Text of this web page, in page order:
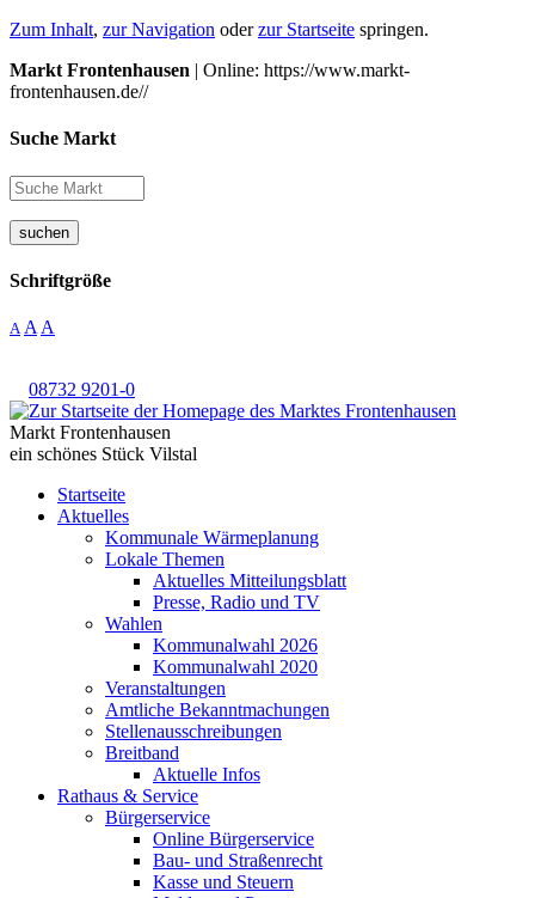
Zum Inhalt, zur Navigation oderzur Startseite springen.
Markt Frontenhausen | Online: https://www.markt-
frontenhausen.de//
Suche Markt
suchen
Schriftgröße
A A A
08732 9201-0
Markt Frontenhausen
ein schönes Stück Vilstal
Startseite
Aktuelles
Kommunale Wärmeplanung
Lokale Themen
Aktuelles Mitteilungsblatt
Presse, Radio und TV
Wahlen
Kommunalwahl 2026
Kommunalwahl 2020
Veranstaltungen
Amtliche Bekanntmachungen
Stellenausschreibungen
Breitband
Aktuelle Infos
Rathaus & Service
Bürgerservice
Online Bürgerservice
Bau- und Straßenrecht
Kasse und Steuern